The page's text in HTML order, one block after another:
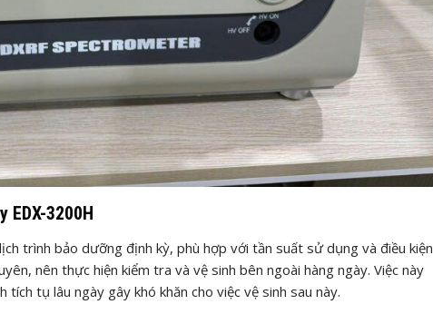
EDX-3200H
trình bảo dưỡng định kỳ, phù hợp với tần suất sử dụng và điều kiện
nên thực hiện kiểm tra và vệ sinh bên ngoài hàng ngày. Việc này
tụ lâu ngày gây khó khăn cho việc vệ sinh sau này.